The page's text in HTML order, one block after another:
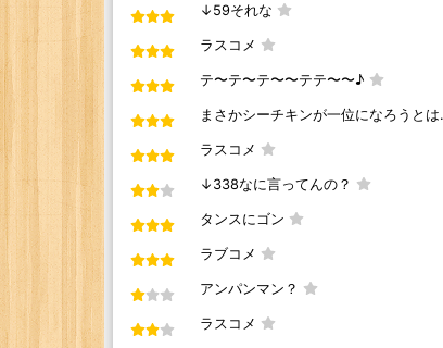
↓59それな
ラスコメ
テ〜テ〜テ〜〜テテ〜〜♪
まさかシーチキンが一位になろうと
ラスコメ
↓338なに言ってんの？
タンスにゴン
ラブコメ
アンパンマン？
ラスコメ